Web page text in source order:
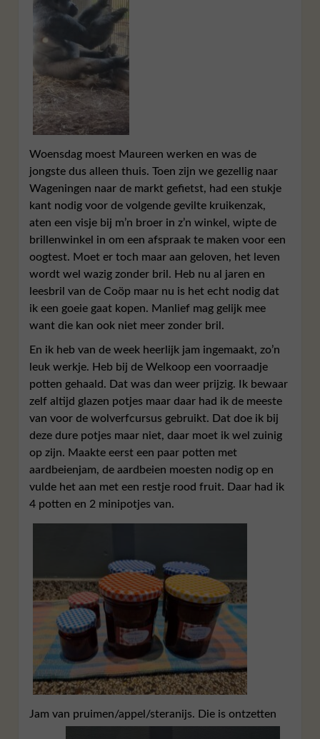
Woensdag moest Maureen werken en was de
jongste dus alleen thuis. Toen zijn we gezellig naar
Wageningen naar de markt gefietst, had een stukje
kant nodig voor de volgende gevilte kruikenzak,
aten een visje bij m’n broer in z’n winkel, wipte de
brillenwinkel in om een afspraak te maken voor een
oogtest. Moet er toch maar aan geloven, het leven
wordt wel wazig zonder bril. Heb nu al jaren en
leesbril van de Coöp maar nu is het echt nodig dat
ik een goeie gaat kopen. Manlief mag gelijk mee
want die kan ook niet meer zonder bril.
En ik heb van de week heerlijk jam ingemaakt, zo’n
leuk werkje. Heb bij de Welkoop een voorraadje
potten gehaald. Dat was dan weer prijzig. Ik bewaar
zelf altijd glazen potjes maar daar had ik de meeste
van voor de wolverfcursus gebruikt. Dat doe ik bij
deze dure potjes maar niet, daar moet ik wel zuinig
op zijn. Maakte eerst een paar potten met
aardbeienjam, de aardbeien moesten nodig op en
vulde het aan met een restje rood fruit. Daar had ik
4 potten en 2 minipotjes van.
Jam van pruimen/appel/steranijs. Die is ontzetten